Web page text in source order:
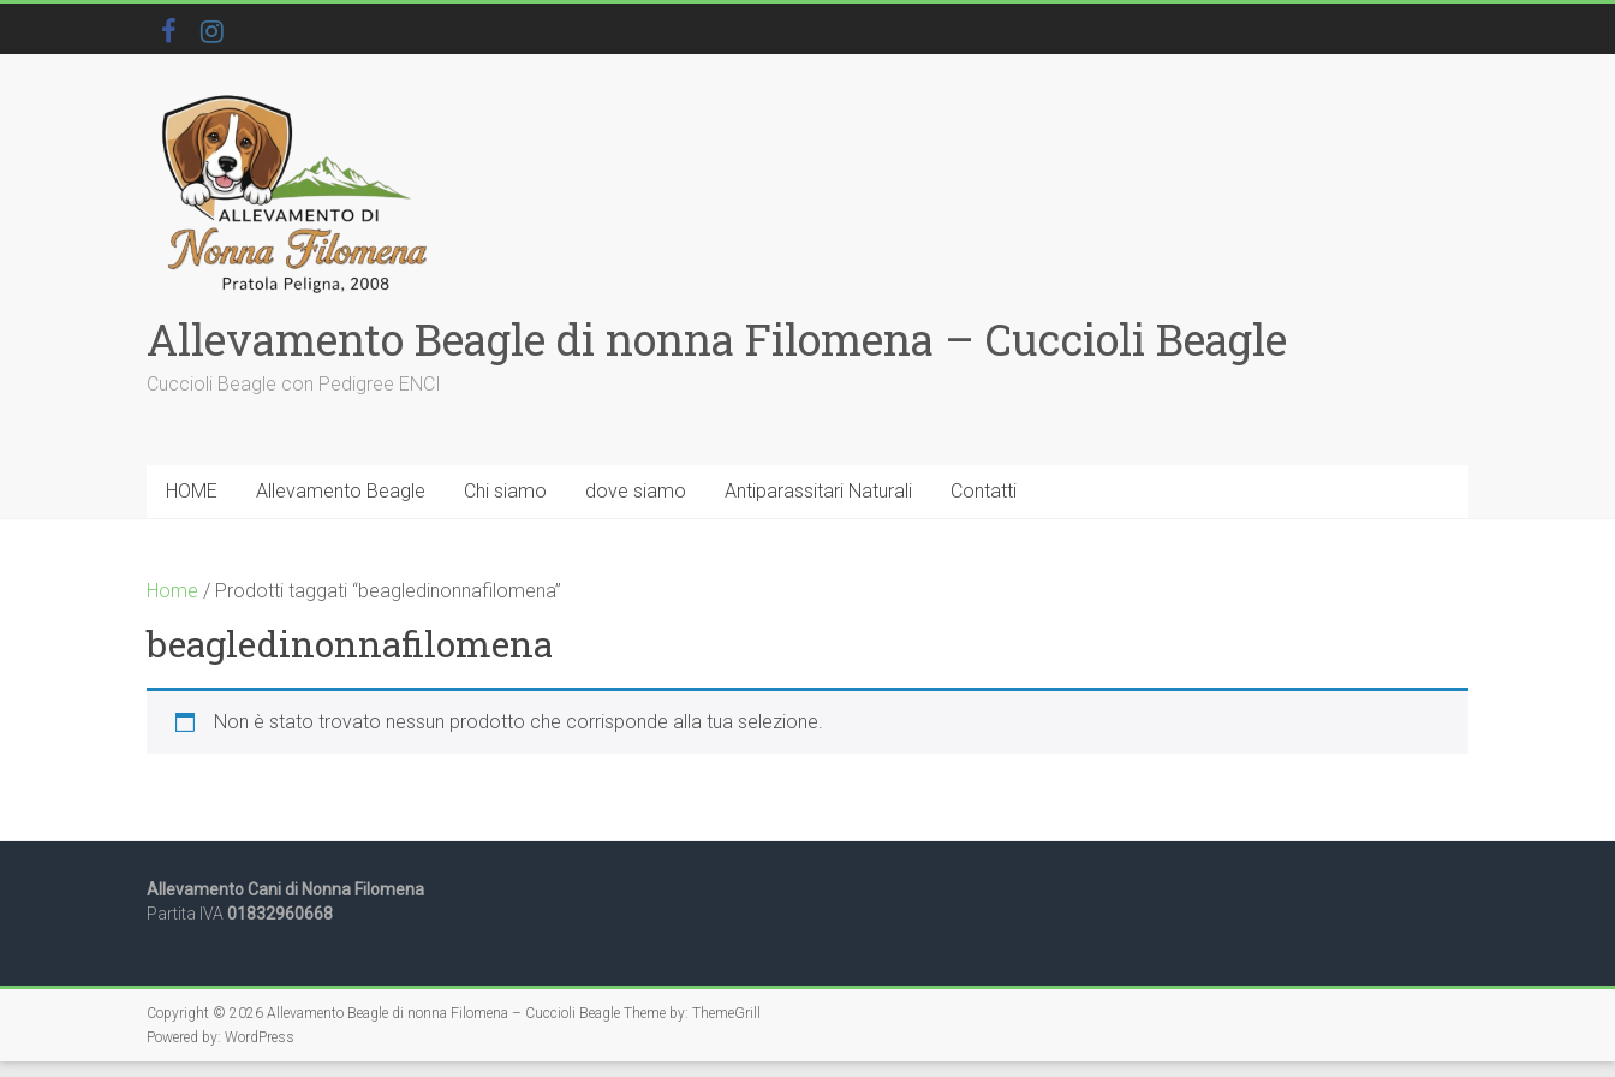
Allevamento Beagle di nonna Filomena – Cuccioli Beagle
Cuccioli Beagle con Pedigree ENCI
HOME Allevamento Beagle Chi siamo dove siamo Antiparassitari Naturali Contatti
Home / Prodotti taggati “beagledinonnafilomena”
beagledinonnafilomena
Non è stato trovato nessun prodotto che corrisponde alla tua selezione.
Allevamento Cani di Nonna Filomena
Partita IVA 01832960668
Copyright © 2026 Allevamento Beagle di nonna Filomena – Cuccioli Beagle Theme by: ThemeGrill
Powered by: WordPress